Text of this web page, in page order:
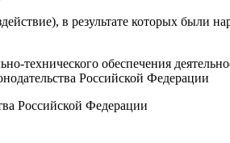
в результате которых были
технического обеспечения
Российской Федерации
Российской Федерации